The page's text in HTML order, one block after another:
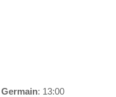
: 13:00